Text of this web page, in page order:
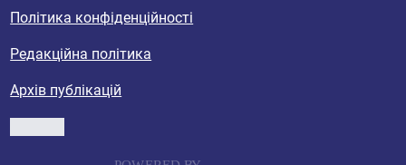
Політика конфіденційності
Редакційна політика
Архів публікацій